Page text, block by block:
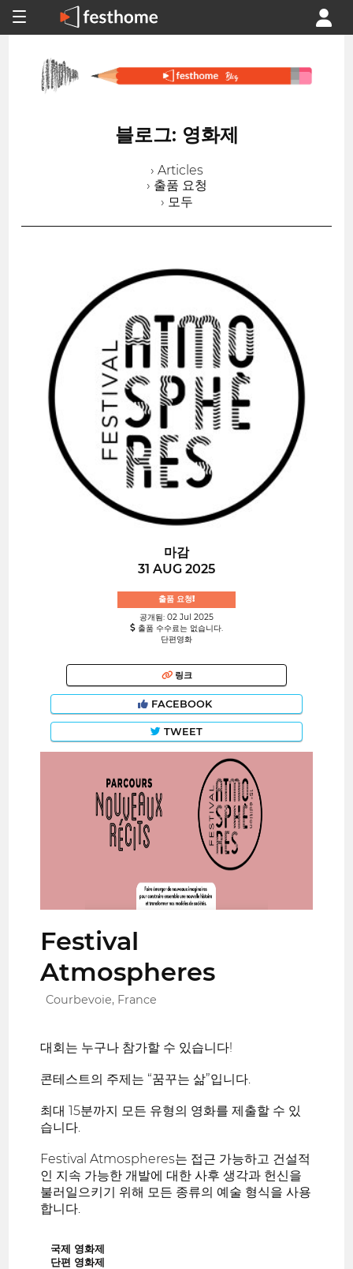
블로그: 영화제
› Articles
› 출품 요청
› 모두
마감
31 AUG 2025
출품 요청!
공개됨: 02 Jul 2025
출품 수수료는 없습니다.
단편영화
링크
FACEBOOK
TWEET
Festival
Atmospheres
Courbevoie, France
대회는 누구나 참가할 수 있습니다!
콘테스트의 주제는 “꿈꾸는 삶”입니다.
최대 15분까지 모든 유형의 영화를 제출할 수 있
습니다.
Festival Atmospheres는 접근 가능하고 건설적
인 지속 가능한 개발에 대한 사후 생각과 헌신을
불러일으키기 위해 모든 종류의 예술 형식을 사용
합니다.
국제 영화제
단편 영화제